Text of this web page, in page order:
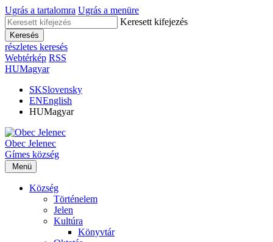
Ugrás a tartalomra Ugrás a menüre
Keresett kifejezés
Keresés
részletes keresés
Webtérkép RSS
HUMagyar
SKSlovensky
ENEnglish
HUMagyar
Obec Jelenec
Gímes község
Menü
Község
Történelem
Jelen
Kultúra
Könyvtár